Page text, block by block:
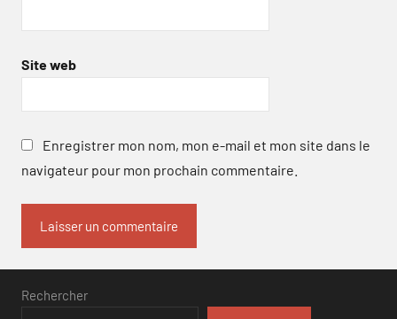
Site web
Enregistrer mon nom, mon e-mail et mon site dans le
navigateur pour mon prochain commentaire.
Rechercher